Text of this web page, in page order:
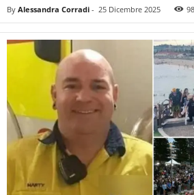
By Alessandra Corradi - 25 Dicembre 2025 98